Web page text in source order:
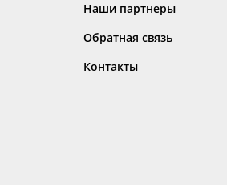
Наши партнеры
Обратная связь
Контакты